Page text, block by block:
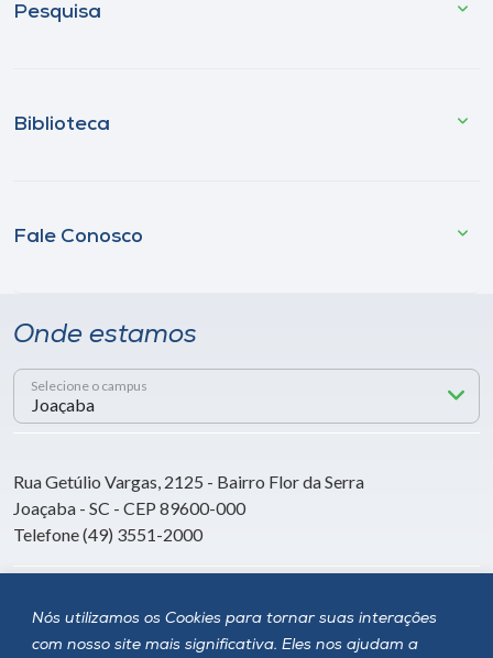
Nós utilizamos os Cookies para tornar suas interações
com nosso site mais significativa. Eles nos ajudam a
Pesquisa
Biblioteca
Fale Conosco
Onde estamos
Selecione o campus
Rua Getúlio Vargas, 2125 - Bairro Flor da Serra
Joaçaba - SC - CEP 89600-000
Telefone (49) 3551-2000
Siga a Unoesc